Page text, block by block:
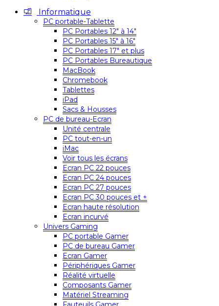
Informatique
PC portable-Tablette
PC Portables 12″ à 14″
PC Portables 15″ à 16″
PC Portables 17″ et plus
PC Portables Bureautique
MacBook
Chromebook
Tablettes
iPad
Sacs & Housses
PC de bureau-Ecran
Unité centrale
PC tout-en-un
iMac
Voir tous les écrans
Ecran PC 22 pouces
Ecran PC 24 pouces
Ecran PC 27 pouces
Ecran PC 30 pouces et +
Ecran haute résolution
Ecran incurvé
Univers Gaming
PC portable Gamer
PC de bureau Gamer
Ecran Gamer
Périphériques Gamer
Réalité virtuelle
Composants Gamer
Matériel Streaming